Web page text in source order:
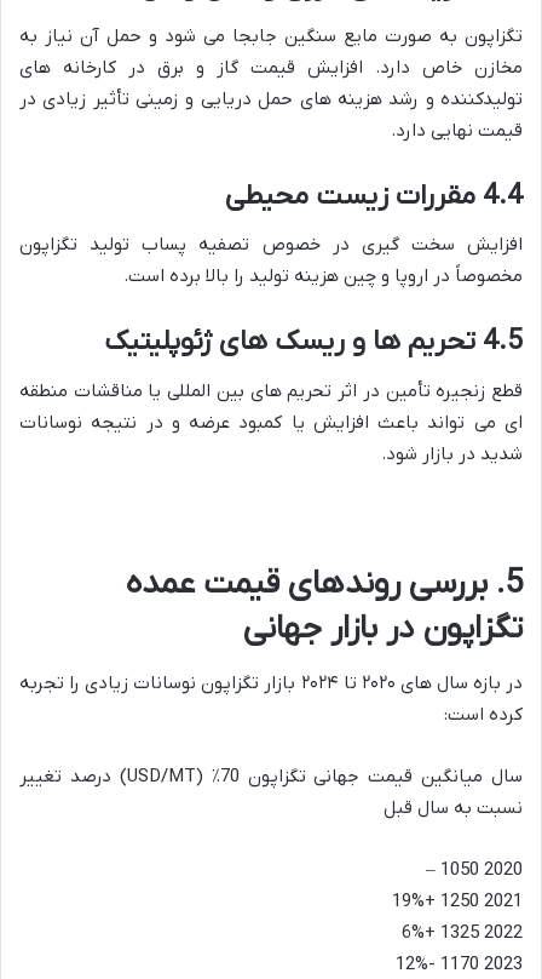
تگزاپون به صورت مایع سنگین جابجا می شود و حمل آن نیاز به
مخازن خاص دارد. افزایش قیمت گاز و برق در کارخانه های
تولیدکننده و رشد هزینه های حمل دریایی و زمینی تأثیر زیادی در
قیمت نهایی دارد.
4.4 مقررات زیست محیطی
افزایش سخت گیری در خصوص تصفیه پساب تولید تگزاپون
مخصوصاً در اروپا و چین هزینه تولید را بالا برده است.
4.5 تحریم ها و ریسک های ژئوپلیتیک
قطع زنجیره تأمین در اثر تحریم های بین المللی یا مناقشات منطقه
ای می تواند باعث افزایش یا کمبود عرضه و در نتیجه نوسانات
شدید در بازار شود.
5. بررسی روندهای قیمت عمده
تگزاپون در بازار جهانی
در بازه سال های ۲۰۲۰ تا ۲۰۲۴ بازار تگزاپون نوسانات زیادی را تجربه
کرده است:
سال میانگین قیمت جهانی تگزاپون 70٪ (USD/MT) درصد تغییر
نسبت به سال قبل
2020 1050 –
2021 1250 +19%
2022 1325 +6%
2023 1170 -12%